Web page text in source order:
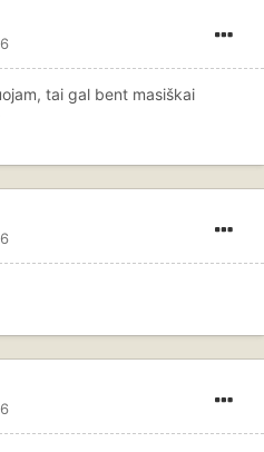
tai gal bent masiškai